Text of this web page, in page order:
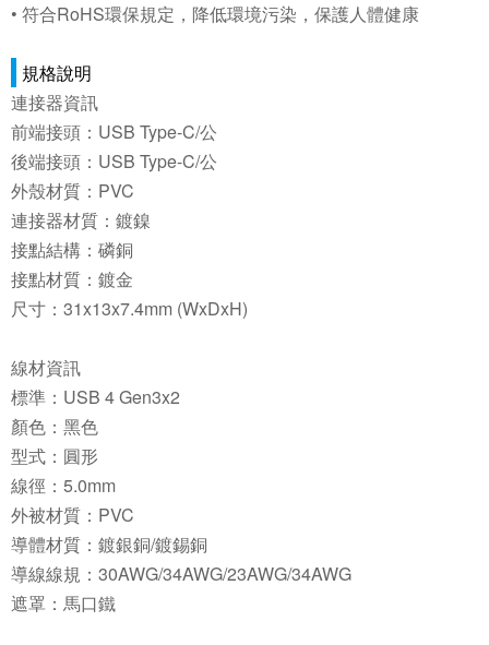
• 符合RoHS環保規定，降低環境污染，保護人體健康
規格說明
連接器資訊
前端接頭：USB Type-C/公
後端接頭：USB Type-C/公
外殼材質：PVC
連接器材質：鍍鎳
接點結構：磷銅
接點材質：鍍金
尺寸：31x13x7.4mm (WxDxH)
線材資訊
標準：USB 4 Gen3x2
顏色：黑色
型式：圓形
線徑：5.0mm
外被材質：PVC
導體材質：鍍銀銅/鍍錫銅
導線線規：30AWG/34AWG/23AWG/34AWG
遮罩：馬口鐵